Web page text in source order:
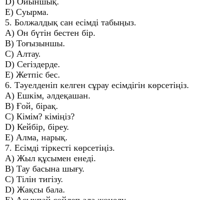
E) Суырма.
5. Болжалдық сан есімді табыңыз.
A) Он бүтін бестен бір.
B) Тоғызыншы.
C) Алтау.
D) Сегіздерде.
E) Жетпіс бес.
6. Тәуелденіп келген сұрау есімдігін көрсетіңіз.
A) Ешкім, әлдеқашан.
B) Ғой, бірақ.
C) Кімім? кіміңіз?
D) Кейбір, біреу.
E) Алма, нарық.
7. Есімді тіркесті көрсетіңіз.
A) Жыл құсымен енеді.
B) Тау басына шығу.
C) Тілін тигізу.
D) Жақсы бала.